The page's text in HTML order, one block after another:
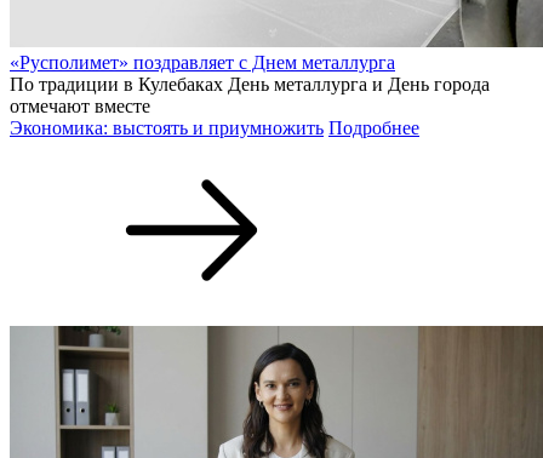
«Русполимет» поздравляет с Днем металлурга
По традиции в Кулебаках День металлурга и День города
отмечают вместе
Экономика: выстоять и приумножить Подробнее